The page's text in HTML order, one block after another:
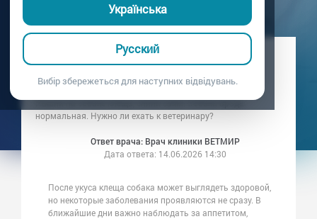
Українська
Русский
Вибір збережеться для наступних відвідувань.
Вопрос владельца: Хозяин щенка
Нашли на собаке клеща, сняли сами. Собака вроде
нормальная. Нужно ли ехать к ветеринару?
Ответ врача: Врач клиники ВЕТМИР
Дата ответа: 14.06.2026 14:30
После укуса клеща собака может выглядеть здоровой,
но некоторые заболевания проявляются не сразу. В
ближайшие дни важно наблюдать за аппетитом,